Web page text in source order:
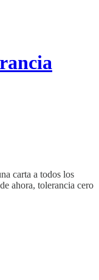
carta a todos los
ahora, tolerancia cero